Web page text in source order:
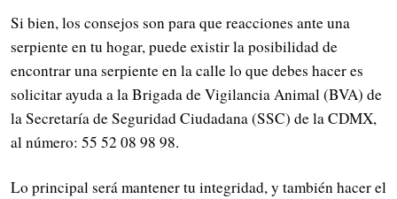
Si bien, los consejos son para que reacciones ante una
serpiente en tu hogar, puede existir la posibilidad de
encontrar una serpiente en la calle lo que debes hacer es
solicitar ayuda a la Brigada de Vigilancia Animal (BVA) de
la Secretaría de Seguridad Ciudadana (SSC) de la CDMX,
al número: 55 52 08 98 98.
Lo principal será mantener tu integridad, y también hacer el